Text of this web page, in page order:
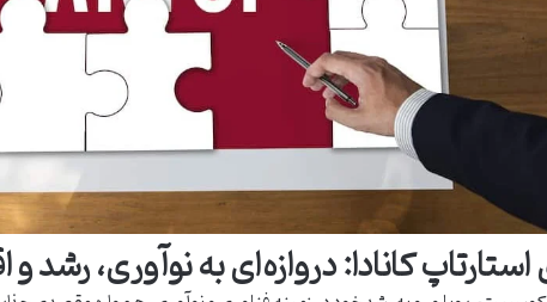
استارتاپ کانادا: دروازه‌ای به نوآوری، رشد